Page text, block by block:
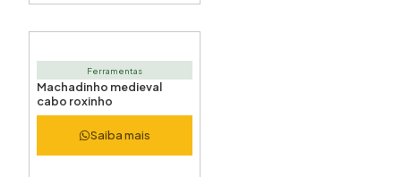
Ferramentas
Machadinho medieval
cabo roxinho
Saiba mais